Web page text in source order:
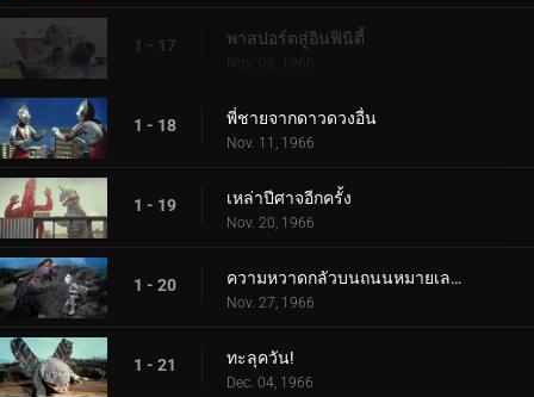
1 - 17 พาสปอร์ตสู่อินฟินิตี้
Nov. 06, 1966
1 - 18 พี่ชายจากดาวดวงอื่น
Nov. 11, 1966
1 - 19 เหล่าปีศาจอีกครั้ง
Nov. 20, 1966
1 - 20 ความหวาดกลัวบนถนนหมายเลข 87
Nov. 27, 1966
1 - 21 ทะลุควัน!
Dec. 04, 1966